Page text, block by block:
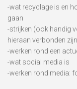
-wat recyclage is en
gaan
-strijken (ook handig
hieraan verbonden zijn
-werken rond een
-wat social media is
-werken rond media: